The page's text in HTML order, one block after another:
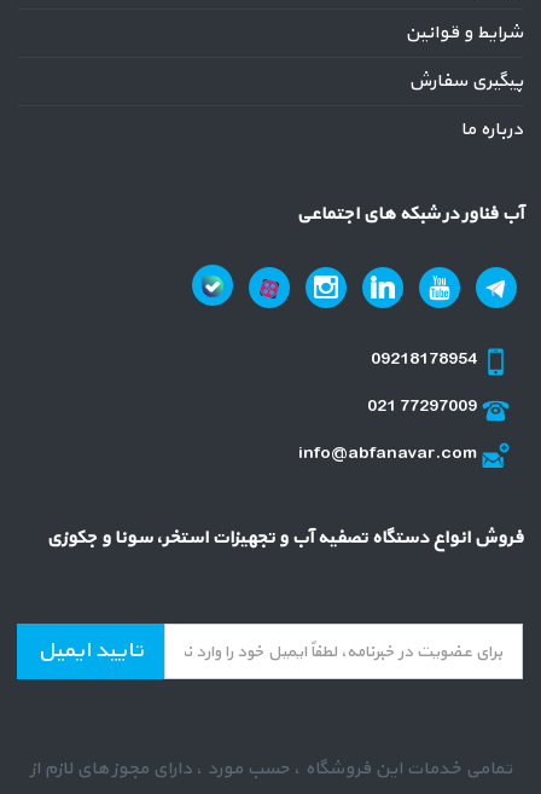
شرایط و قوانین
پیگیری سفارش
درباره ما
آب فناور در شبکه های اجتماعی
09218178954
021 77297009
info@abfanavar.com
فروش انواع دستگاه تصفیه آب و تجهیزات استخر، سونا و جکوزی
تایید ایمیل
تمامی خدمات این فروشگاه ، حسب مورد ، دارای مجوز های لازم از